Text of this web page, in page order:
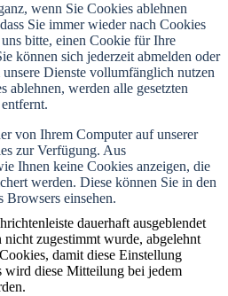
wenn Sie Cookies ablehnen
Sie immer wieder nach Cookies
bitte, einen Cookie für Ihre
können sich jederzeit abmelden oder
Dienste vollumfänglich nutzen
ablehnen, werden alle gesetzten
von Ihrem Computer auf unserer
zur Verfügung. Aus
Ihnen keine Cookies anzeigen, die
werden. Diese können Sie in den
Browsers einsehen.
dauerhaft ausgeblendet
zugestimmt wurde, abgelehnt
damit diese Einstellung
wird diese Mitteilung bei jedem